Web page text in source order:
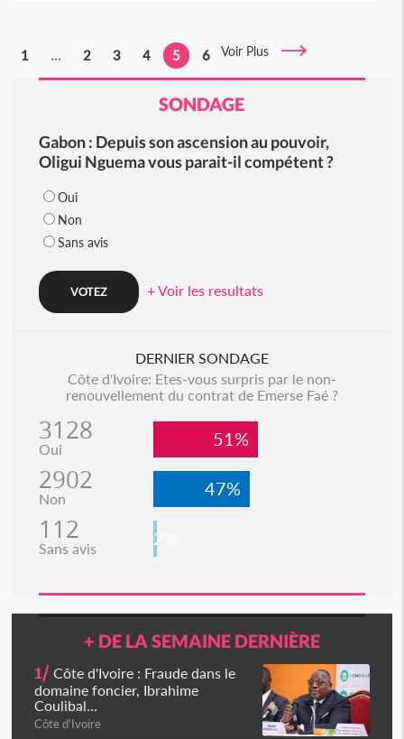
1 ... 2 3 4 5 6 Voir Plus
SONDAGE
Gabon : Depuis son ascension au pouvoir,
Oligui Nguema vous parait-il compétent ?
Oui
Non
Sans avis
+ Voir les resultats
DERNIER SONDAGE
Côte d'Ivoire: Etes-vous surpris par le non-
renouvellement du contrat de Emerse Faé ?
3128
Oui 51%
2902
Non 47%
112
Sans avis 2%
+ DE LA SEMAINE DERNIÈRE
1/ Côte d'Ivoire : Fraude dans le
domaine foncier, Ibrahime
Coulibal...
Côte d'Ivoire